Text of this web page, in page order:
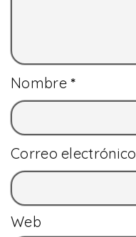
Nombre*
Correo electrónico
Web